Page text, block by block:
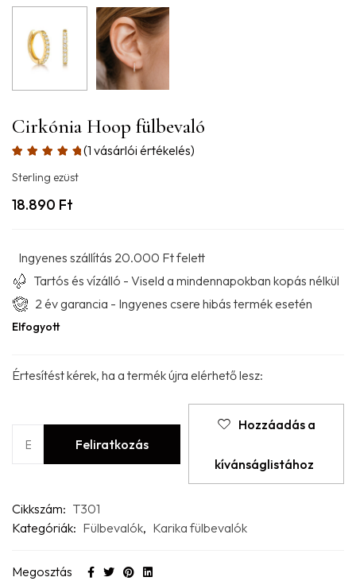
Cirkónia Hoop fülbevaló
(1 vásárlói értékelés)
Sterling ezüst
18.890 Ft
Ingyenes szállítás 20.000 Ft felett
Tartós és vízálló - Viseld a mindennapokban kopás nélkül
2 év garancia - Ingyenes csere hibás termék esetén
Elfogyott
Értesítést kérek, ha a termék újra elérhető lesz:
Hozzáadás a
kívánságlistához
Cikkszám: T301
Kategóriák: Fülbevalók, Karika fülbevalók
Megosztás